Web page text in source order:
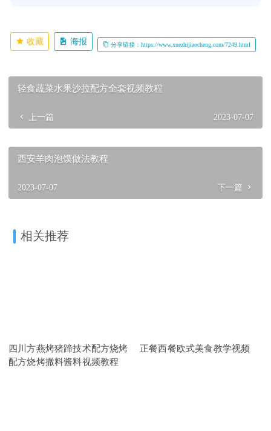
收藏 海报 分享链接：https://www.xuezhijiaocheng.com/7249.html
轻食蔬菜水果沙拉配方全套视频教程
上一篇 2023-07-07
西安羊肉泡馍做法教程
2023-07-07 下一篇
相关推荐
四川方燕烤猪蹄技术配方烧烤
配方烧烤撒料酱料视频教程
正餐西餐欧式美食教学视频